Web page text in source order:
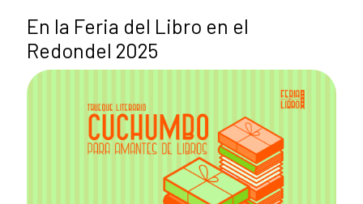
En la Feria del Libro en el
Redondel 2025